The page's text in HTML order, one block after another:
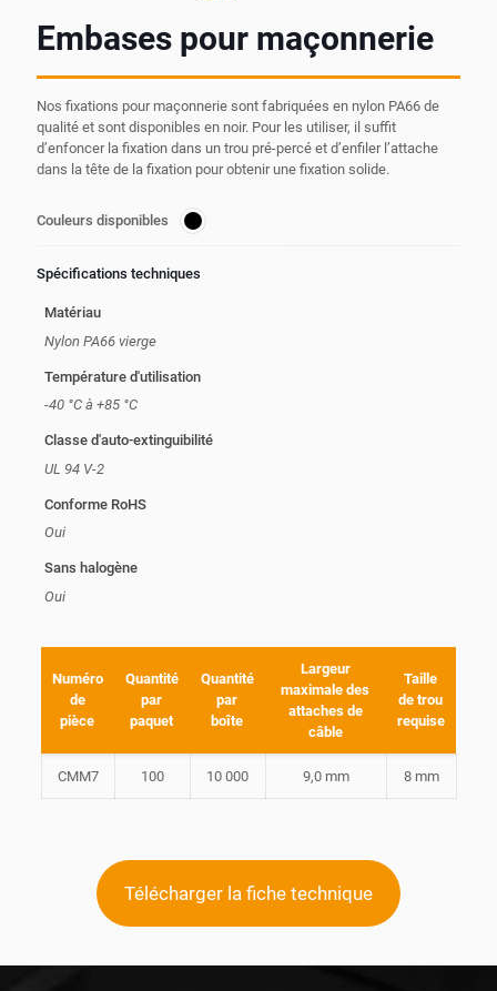
Embases pour maçonnerie
Nos fixations pour maçonnerie sont fabriquées en nylon PA66 de
qualité et sont disponibles en noir. Pour les utiliser, il suffit
d’enfoncer la fixation dans un trou pré-percé et d’enfiler l’attache
dans la tête de la fixation pour obtenir une fixation solide.
Couleurs disponibles
Spécifications techniques
Matériau
Nylon PA66 vierge
Température d'utilisation
-40 °C à +85 °C
Classe d'auto-extinguibilité
UL 94 V-2
Conforme RoHS
Oui
Sans halogène
Oui
Numéro
de
pièce
Quantité
par
paquet
Quantité
par
boîte
Largeur
maximale des
attaches de
câble
Taille
de trou
requise
CMM7 100 10 000 9,0 mm 8 mm
Télécharger la fiche technique